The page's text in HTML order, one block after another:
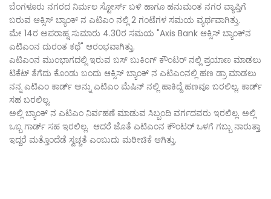
ಬೆಂಗಳೂರು ನಗರದ ನಿರ್ಮಲ ಸ್ಟೋರ್ಸ್ ಬಳಿ ಹಾಗೂ ಹನುಮಂತ ನಗರ ವ್ಯಾಪ್ತಿಗೆ
ಬರುವ ಆಕ್ಸಿಸ್ ಬ್ಯಾಂಕ್ ನ ಎಟಿಎಂ ನಲ್ಲಿ 2 ಗಂಟೆಗಳ ಸಮಯ ವ್ಯರ್ಥವಾಗಿತ್ತು.
ಮೇ 14ರ ಅಪರಾಹ್ನ ಸುಮಾರು 4.30ರ ಸಮಯ "Axis Bank ಆಕ್ಸಿಸ್ ಬ್ಯಾಂಕ್‌ನ
ಎಟಿಎಂನ ದುರಂತ ಕಥೆ" ಆರಂಭವಾಗಿತ್ತು.
ಎಟಿಎಂನ ಮುಂಭಾಗದಲ್ಲಿ ಇರುವ ಬಸ್ ಬುಕಿಂಗ್ ಕೌಂಟರ್ ನಲ್ಲಿ ಪ್ರಯಾಣ ಮಾಡಲು
ಟಿಕೆಟ್ ತೆಗೆದು ಕೊಂಡು ಬಂದು ಆಕ್ಸಿಸ್ ಬ್ಯಾಂಕ್ ನ ಎಟಿಎಂನಲ್ಲಿ ಹಣ ಡ್ರಾ ಮಾಡಲು
ನನ್ನ ಎಟಿಎಂ ಕಾರ್ಡ್ ಅನ್ನು ಎಟಿಎಂ ಮೆಷಿನ್ ನಲ್ಲಿ ಹಾಕಿದ್ದೆ ಹಣವೂ ಬರಲಿಲ್ಲ, ಕಾರ್ಡ್
ಸಹ ಬರಲಿಲ್ಲ.
ಅಲ್ಲಿ ಬ್ಯಾಂಕ್ ನ ಎಟಿಎಂ ನಿರ್ವಹಣೆ ಮಾಡುವ ಸಿಬ್ಬಂದಿ ವರ್ಗದವರು ಇರಲಿಲ್ಲ. ಅಲ್ಲಿ
ಒಬ್ಬ ಗಾರ್ಡ್ ಸಹ ಇರಲಿಲ್ಲ. ಆದರೆ ಜೊತೆ ಎಟಿಎಂನ ಕೌಂಟರ್ ಒಳಗೆ ಗಬ್ಬು ನಾರುತ್ತಾ
ಇದ್ದರೆ ಮತ್ತೊಂದೆಡೆ ಸ್ವಚ್ಚತೆ ಎಂಬುದು ಮರೀಚಿಕೆ ಆಗಿತ್ತು.